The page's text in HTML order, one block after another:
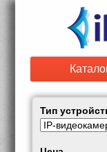
Тип